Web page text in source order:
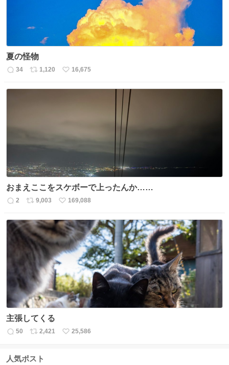
夏の怪物
返
34
リ
1,120
い
16,675
おまえここをスケボーで上ったんか……
返
数
2
リ
ス
ト
数
9,003
い
ね
数
169,088
主張してくる
返
数
50
リ
ス
2,421
い
25,586
人気ポスト